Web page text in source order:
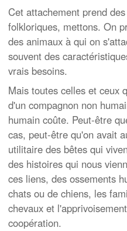
Cet attachement prend
folkloriques, mettons. On
des animaux à qui on
souvent des
vrais besoins.
Mais toutes celles et ceux
d'un compagnon non
humain coûte. Peut-être
cas, peut-être qu'on avait
utilitaire des bêtes qui
des histoires qui nous
ces liens, des ossements
chats ou de chiens, les
chevaux et
coopération.